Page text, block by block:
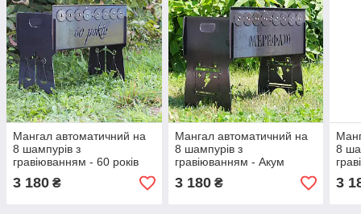
Мангал автоматичний на
8 шампурів з
гравіюванням - 60 років
3 180 ₴
Мангал автоматичний на
8 шампурів з
гравіюванням - Акум
3 180₴
8
3